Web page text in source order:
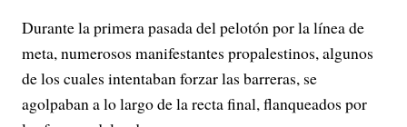
Durante la primera pasada del pelotón por la línea de
meta, numerosos manifestantes propalestinos, algunos
de los cuales intentaban forzar las barreras, se
agolpaban a lo largo de la recta final, flanqueados por